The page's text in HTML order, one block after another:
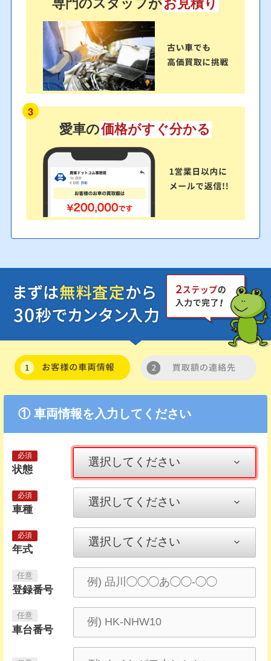
専門のスタッフがお見積り
3
愛車の価格がすぐ分かる
① 車両情報を入力してください
状態
車種
年式
登録番号
車台番号